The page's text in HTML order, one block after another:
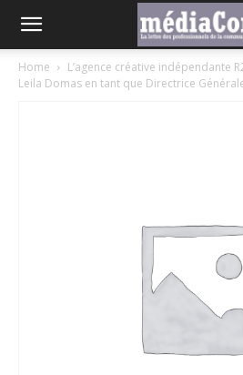
Home
L’agence créative indépendante
Leila Domas en tant que Directrice